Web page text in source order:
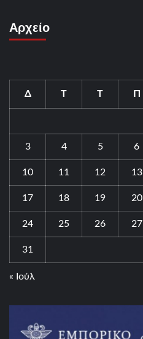
Αρχείο
Δ Τ Τ Π
3 4 5 6
10 11 12 13
17 18 19 20
24 25 26 27
31
« Ιούλ